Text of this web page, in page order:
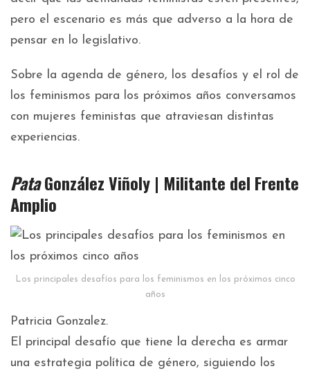
pero el escenario es más que adverso a la hora de
pensar en lo legislativo.
Sobre la agenda de género, los desafíos y el rol de
los feminismos para los próximos años conversamos
con mujeres feministas que atraviesan distintas
experiencias.
PataGonzález Viñoly | Militante del Frente
Amplio
Los principales desafíos para los feminismos en los próximos cinco
años
Patricia Gonzalez.
El principal desafío que tiene la derecha es armar
una estrategia política de género, siguiendo los